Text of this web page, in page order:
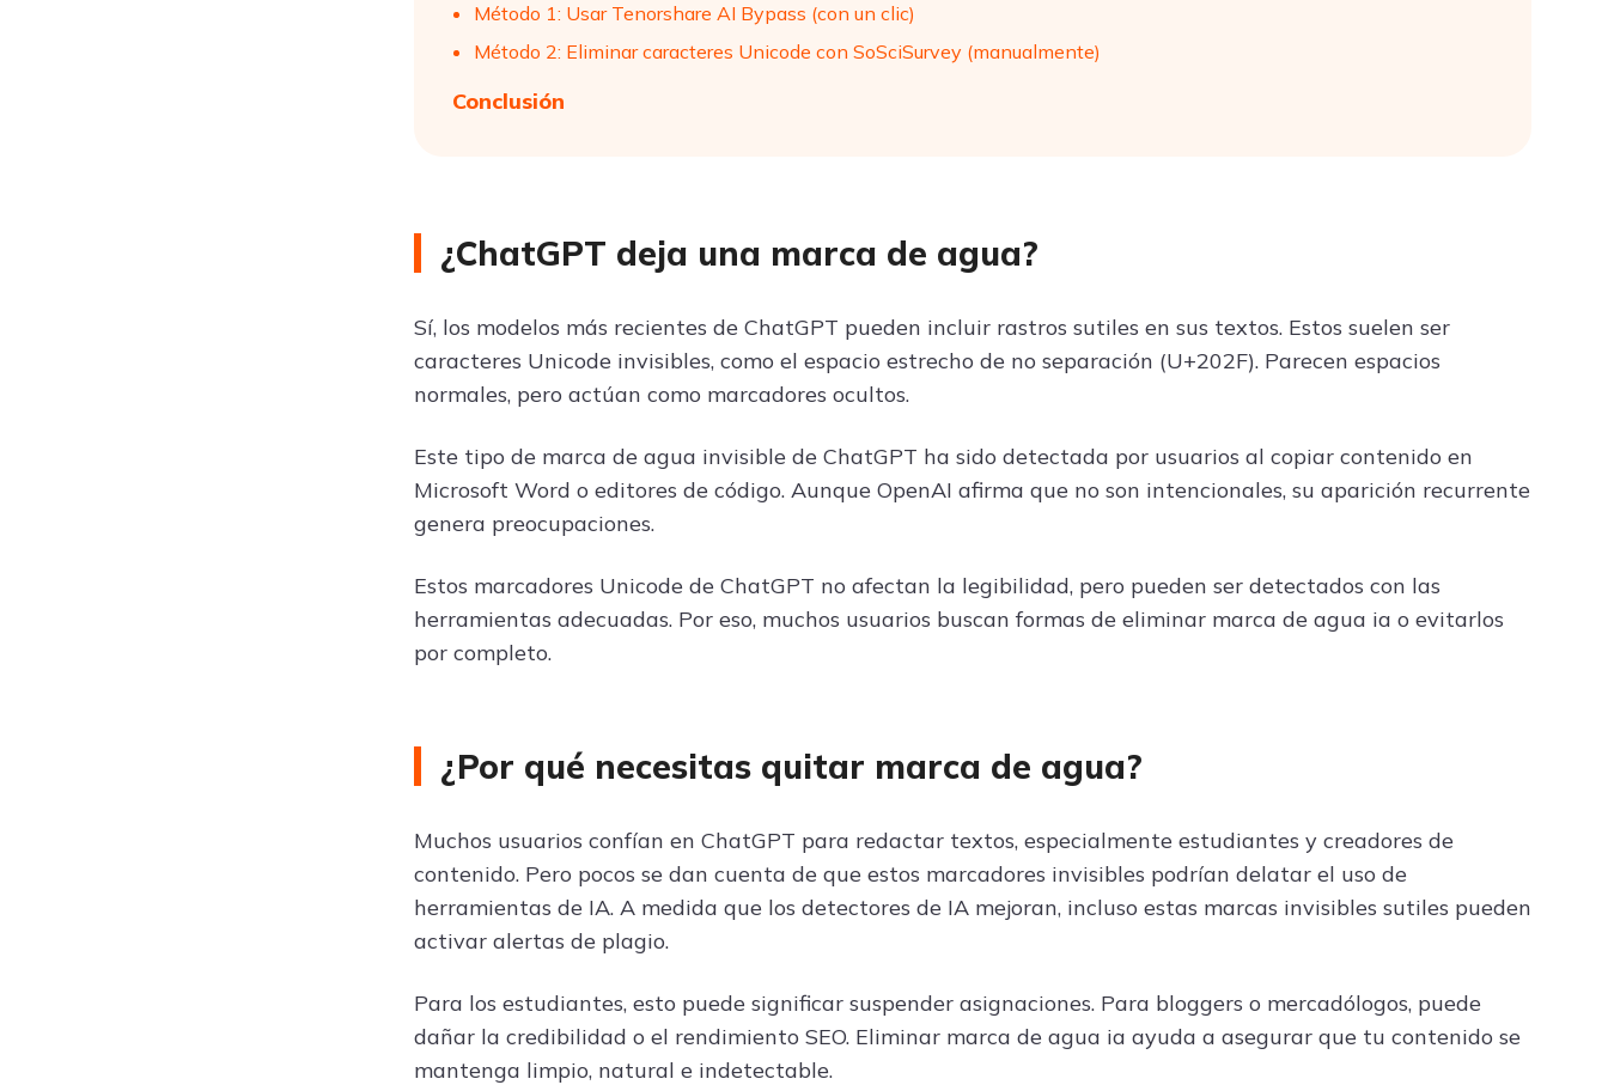
Método 1: Usar Tenorshare AI Bypass (con un clic)
Método 2: Eliminar caracteres Unicode con SoSciSurvey (manualmente)
Conclusión
¿ChatGPT deja una marca de agua?
Sí, los modelos más recientes de ChatGPT pueden incluir rastros sutiles en sus textos. Estos suelen ser
caracteres Unicode invisibles, como el espacio estrecho de no separación (U+202F). Parecen espacios
normales, pero actúan como marcadores ocultos.
Este tipo de marca de agua invisible de ChatGPT ha sido detectada por usuarios al copiar contenido en
Microsoft Word o editores de código. Aunque OpenAI afirma que no son intencionales, su aparición recurrente
genera preocupaciones.
Estos marcadores Unicode de ChatGPT no afectan la legibilidad, pero pueden ser detectados con las
herramientas adecuadas. Por eso, muchos usuarios buscan formas de eliminar marca de agua ia o evitarlos
por completo.
¿Por qué necesitas quitar marca de agua?
Muchos usuarios confían en ChatGPT para redactar textos, especialmente estudiantes y creadores de
contenido. Pero pocos se dan cuenta de que estos marcadores invisibles podrían delatar el uso de
herramientas de IA. A medida que los detectores de IA mejoran, incluso estas marcas invisibles sutiles pueden
activar alertas de plagio.
Para los estudiantes, esto puede significar suspender asignaciones. Para bloggers o mercadólogos, puede
dañar la credibilidad o el rendimiento SEO. Eliminar marca de agua ia ayuda a asegurar que tu contenido se
mantenga limpio, natural e indetectable.